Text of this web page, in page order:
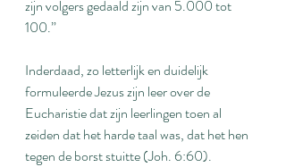
zijn volgers gedaald zijn van 5.000 tot
100.”
Inderdaad, zo letterlijk en duidelijk
formuleerde Jezus zijn leer over de
Eucharistie dat zijn leerlingen toen al
zeiden dat het harde taal was, dat het hen
tegen de borst stuitte (Joh. 6:60).